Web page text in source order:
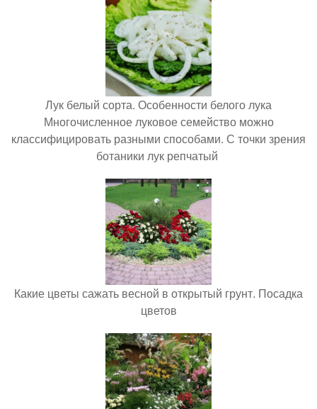
Лук белый сорта. Особенности белого лука
Многочисленное луковое семейство можно
классифицировать разными способами. С точки зрения
ботаники лук репчатый
Какие цветы сажать весной в открытый грунт. Посадка
цветов